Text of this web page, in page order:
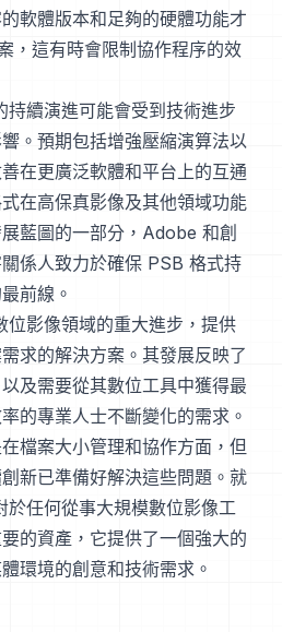
軟體版本和足夠的硬體功能才
，這有時會限制協作程序的效
持續演進可能會受到技術進步
。預期包括增強壓縮演算法以
在更廣泛軟體和平台上的互通
在高保真影像及其他領域功能
藍圖的一部分，Adobe 和創
係人致力於確保 PSB 格式持
前線。
位影像領域的重大進步，提供
求的解決方案。其發展反映了
及需要從其數位工具中獲得最
的專業人士不斷變化的需求。
檔案大小管理和協作方面，但
新已準備好解決這些問題。就
於任何從事大規模數位影像工
的資產，它提供了一個強大的
環境的創意和技術需求。